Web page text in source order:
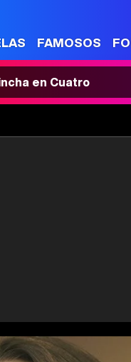
FAMOSOS
en Cuatro